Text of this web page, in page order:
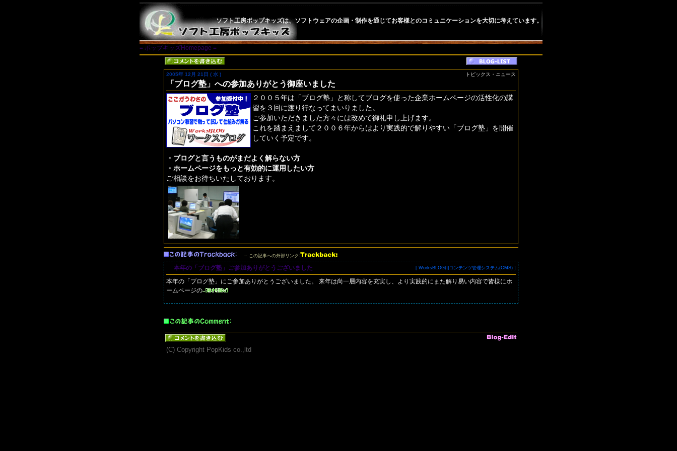
ソフト工房ポップキッズは、ソフトウェアの企画・制作を通じてお客様とのコミュニケーションを大切に考えています。
= ポップキッズHomepage =
2005年 12月 21日 ( 水 ) トピックス・ニュース
「ブログ塾」への参加ありがとう御座いました
２００５年は「ブログ塾」と称してブログを使った企業ホームページの活性化の講
習を３回に渡り行なってまいりました。
ご参加いただきました方々には改めて御礼申し上げます。
これを踏まえまして２００６年からはより実践的で解りやすい「ブログ塾」を開催
していく予定です。
・ブログと言うものがまだよく解らない方
・ホームページをもっと有効的に運用したい方
ご相談をお待ちいたしております。
-- この記事への外部リンク:
本年の「ブログ塾」ご参加ありがとうございました [ WorksBLOG用コンテンツ管理システム(CMS) ]
本年の「ブログ塾」にご参加ありがとうございました。 来年は尚一層内容を充実し、より実践的にまた解り易い内容で皆様にホ
ームページの
(C) Copyright PopKids co.,ltd